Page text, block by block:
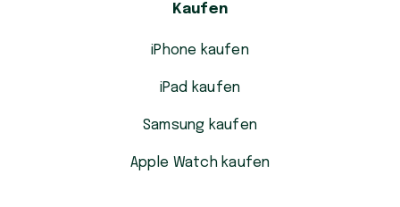
Kaufen
iPhone kaufen
iPad kaufen
Samsung kaufen
Apple Watch kaufen